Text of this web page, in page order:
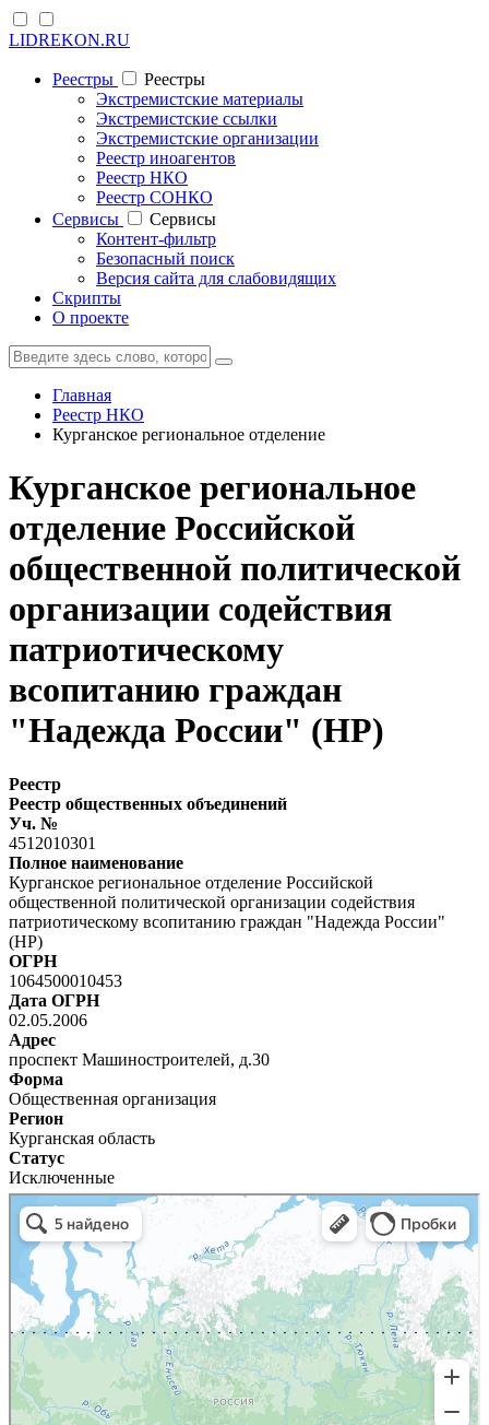
LIDREKON.RU
Реестры
Реестры
Экстремистские материалы
Экстремистские ссылки
Экстремистские организации
Реестр иноагентов
Реестр НКО
Реестр СОНКО
Cервисы
Cервисы
Контент-фильтр
Безопасный поиск
Версия сайта для слабовидящих
Скрипты
О проекте
Главная
Реестр НКО
Курганское региональное отделение
Курганское региональное
отделение Российской
общественной политической
организации содействия
патриотическому
всопитанию граждан
"Надежда России" (НР)
Реестр
Реестр общественных объединений
Уч. №
4512010301
Полное наименование
Курганское региональное отделение Российской
общественной политической организации содействия
патриотическому всопитанию граждан "Надежда России"
(НР)
ОГРН
1064500010453
Дата ОГРН
02.05.2006
Адрес
проспект Машиностроителей, д.30
Форма
Общественная организация
Регион
Курганская область
Статус
Исключенные